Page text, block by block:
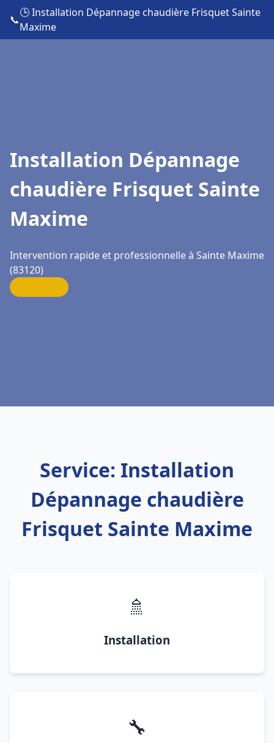
📞
🕒 Installation Dépannage chaudière Frisquet Sainte
Maxime
Installation Dépannage
chaudière Frisquet Sainte
Maxime
Intervention rapide et professionnelle à Sainte Maxime
(83120)
Service: Installation
Dépannage chaudière
Frisquet Sainte Maxime
🚿
Installation
🔧